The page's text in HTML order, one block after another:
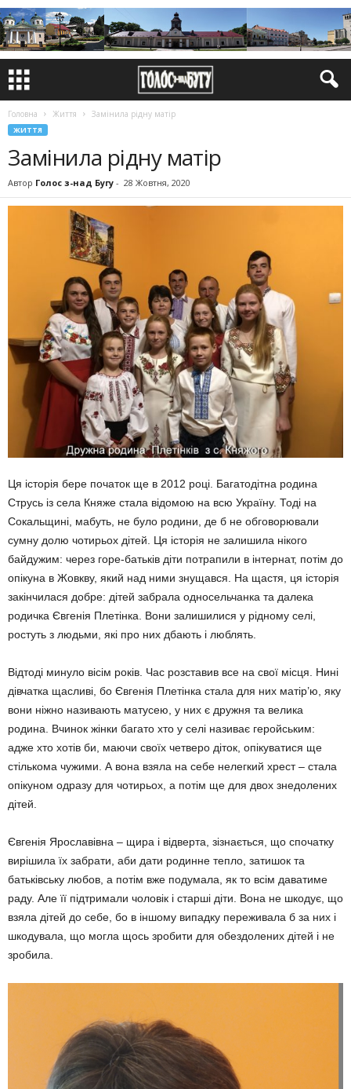
Головна Життя Замінила рідну матір
ЖИТТЯ
Замінила рідну матір
Автор Голос з-над Бугу - 28 Жовтня, 2020
Ця історія бере початок ще в 2012 році. Багатодітна родина
Струсь із села Княже стала відомою на всю Україну. Тоді на
Сокальщині, мабуть, не було родини, де б не обговорювали
сумну долю чотирьох дітей. Ця історія не залишила нікого
байдужим: через горе-батьків діти потрапили в інтернат, потім до
опікуна в Жовкву, який над ними знущався. На щастя, ця історія
закінчилася добре: дітей забрала односельчанка та далека
родичка Євгенія Плетінка. Вони залишилися у рідному селі,
ростуть з людьми, які про них дбають і люблять.
Відтоді минуло вісім років. Час розставив все на свої місця. Нині
дівчатка щасливі, бо Євгенія Плетінка стала для них матір’ю, яку
вони ніжно називають матусею, у них є дружня та велика
родина. Вчинок жінки багато хто у селі називає геройським:
адже хто хотів би, маючи своїх четверо діток, опікуватися ще
стількома чужими. А вона взяла на себе нелегкий хрест – стала
опікуном одразу для чотирьох, а потім ще для двох знедолених
дітей.
Євгенія Ярославівна – щира і відверта, зізнається, що спочатку
вирішила їх забрати, аби дати родинне тепло, затишок та
батьківську любов, а потім вже подумала, як то всім даватиме
раду. Але її підтримали чоловік і старші діти. Вона не шкодує, що
взяла дітей до себе, бо в іншому випадку переживала б за них і
шкодувала, що могла щось зробити для обездолених дітей і не
зробила.